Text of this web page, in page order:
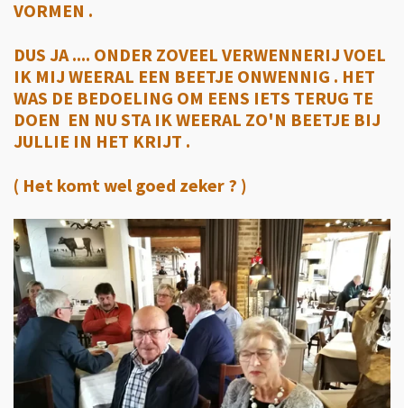
VORMEN .
DUS JA .... ONDER ZOVEEL VERWENNERIJ VOEL
IK MIJ WEERAL EEN BEETJE ONWENNIG . HET
WAS DE BEDOELING OM EENS IETS TERUG TE
DOEN EN NU STA IK WEERAL ZO'N BEETJE BIJ
JULLIE IN HET KRIJT .
( Het komt wel goed zeker ? )